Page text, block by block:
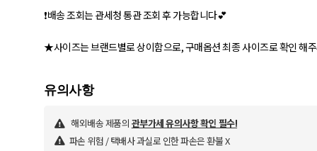
❗배송 조회는 관세청 통관 조회 후 가능합니다💕
★사이즈는 브랜드별로 상이함으로, 구매옵션 최종 사이즈로 확인 해
유의사항
해외배송 제품의 관부가세 유의사항 확인 필수!
파손 위험 / 택배사 과실로 인한 파손은 환불 X